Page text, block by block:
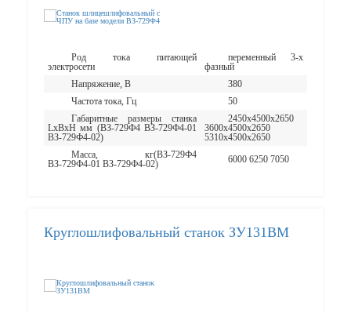
Род тока питающей
электросети
переменный 3-х
фазный
Напряжение, В
380
Частота тока, Гц
50
Габаритные размеры станка
LxBxH мм (ВЗ-729Ф4 ВЗ-729Ф4-01
ВЗ-729Ф4-02)
2450х4500х2650
3600х4500х2650
5310х4500х2650
Масса, кг(ВЗ-729Ф4
ВЗ-729Ф4-01 ВЗ-729Ф4-02)
6000 6250 7050
Круглошлифовальный станок ЗУ131ВМ